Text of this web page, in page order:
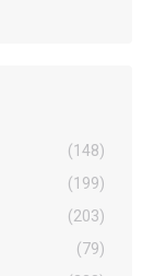
(148)
(199)
(203)
(79)